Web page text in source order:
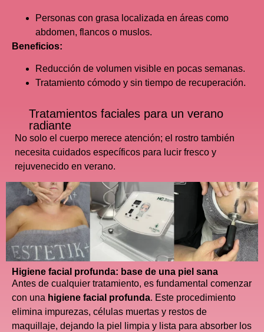
Personas con grasa localizada en áreas como
abdomen, flancos o muslos.
Beneficios:
Reducción de volumen visible en pocas semanas.
Tratamiento cómodo y sin tiempo de recuperación.
Tratamientos faciales para un verano
radiante
No solo el cuerpo merece atención; el rostro también
necesita cuidados específicos para lucir fresco y
rejuvenecido en verano.
Higiene facial profunda: base de una piel sana
Antes de cualquier tratamiento, es fundamental comenzar
con una higiene facial profunda. Este procedimiento
elimina impurezas, células muertas y restos de
maquillaje, dejando la piel limpia y lista para absorber los